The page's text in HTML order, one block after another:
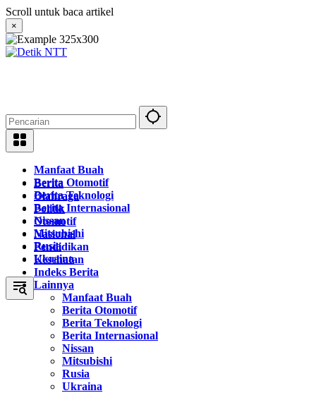
Langsung
ke
konten
Scroll untuk baca artikel
×
Manfaat Buah
Berita Otomotif
Berita Teknologi
Berita Internasional
Nissan
Mitsubishi
Rusia
Ukraina
Berita
Olahraga
Politik
Otomotif
Nasional
Pendidikan
Kesehatan
Indeks Berita
Lainnya
Manfaat Buah
Berita Otomotif
Berita Teknologi
Berita Internasional
Nissan
Mitsubishi
Rusia
Ukraina